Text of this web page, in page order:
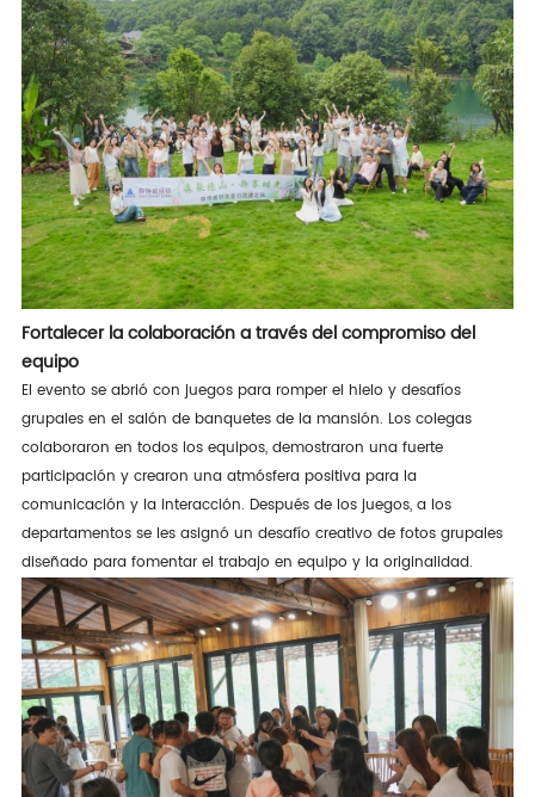
Fortalecer la colaboración a través del compromiso del
equipo
El evento se abrió con juegos para romper el hielo y desafíos
grupales en el salón de banquetes de la mansión. Los colegas
colaboraron en todos los equipos, demostraron una fuerte
participación y crearon una atmósfera positiva para la
comunicación y la interacción. Después de los juegos, a los
departamentos se les asignó un desafío creativo de fotos grupales
diseñado para fomentar el trabajo en equipo y la originalidad.